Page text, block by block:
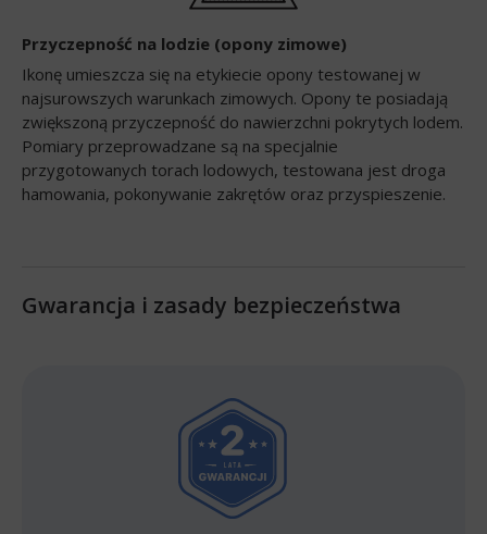
Przyczepność na lodzie (opony zimowe)
Ikonę umieszcza się na etykiecie opony testowanej w
najsurowszych warunkach zimowych. Opony te posiadają
zwiększoną przyczepność do nawierzchni pokrytych lodem.
Pomiary przeprowadzane są na specjalnie
przygotowanych torach lodowych, testowana jest droga
hamowania, pokonywanie zakrętów oraz przyspieszenie.
Gwarancja i zasady bezpieczeństwa